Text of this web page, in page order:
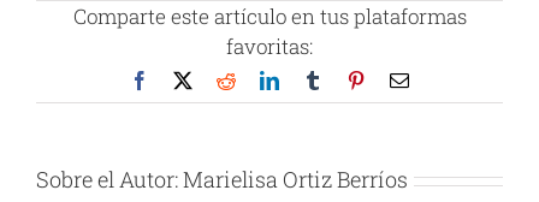
Comparte este artículo en tus plataformas
favoritas:
Facebook RedditLinkedInTumblr PinterestCorreo
electrónico
Sobre el Autor:Marielisa Ortiz Berríos